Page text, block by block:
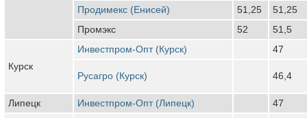
Продимекс (Енисей) 51,25
51,25
Промэкс
52 51,5
Курск
Инвестпром-Опт (Курск) 47
Русагро (Курск) 46,4
Липецк Инвестпром-Опт (Липецк) 47